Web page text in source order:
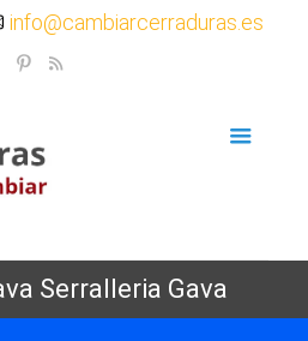
info@cambiarcerraduras.es
Serralleria Gava